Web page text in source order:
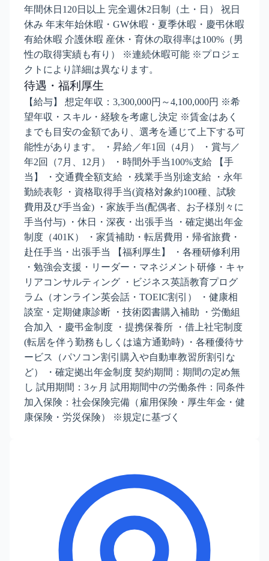
年間休日120日以上 完全週休2日制（土・日） 祝日
休み 年末年始休暇・GW休暇・夏季休暇・慶弔休暇
有給休暇 介護休暇 産休・育休の取得率は100%（男
性の取得実績も有り） ※連続休暇可能 ※プロジェ
クトにより詳細は異なります。
待遇・福利厚生
【給与】 想定年収：3,300,000円～4,100,000円 ※希
望年収・スキル・経験を考慮し決定 ※賃金はあく
までも目安の金額であり、選考を通じて上下する可
能性があります。 ・昇給／年1回（4月） ・賞与／
年2回（7月、12月） ・時間外手当100%支給 【手
当】 ・交通費全額支給 ・残業手当別途支給 ・永年
勤続表彰 ・資格取得手当(資格対象約100種、試験
費用及び手当金) ・家族手当(配偶者、お子様別々に
手当付与) ・休日・深夜・出張手当 ・確定拠出年金
制度（401K） ・家賃補助・転居費用・帰省旅費・
赴任手当・出張手当 【福利厚生】 ・各種研修利用
・勉強会支援・リーダー・マネジメント研修・キャ
リアコンサルティング ・ビジネス英語教育プログ
ラム（オンライン英会話・TOEIC割引） ・健康相
談室・定期健康診断 ・技術図書購入補助 ・労働組
合加入 ・慶弔金制度 ・提携保養所 ・借上社宅制度
(転居を伴う勤務もしくは遠方通勤時) ・各種優待サ
ービス（パソコン割引購入や自動車教習所割引な
ど） ・確定拠出年金制度 契約期間：期間の定め無
し 試用期間：3ヶ月 試用期間中の労働条件：同条件
加入保険：社会保険完備（雇用保険・厚生年金・健
康保険・労災保険） ※規定に基づく